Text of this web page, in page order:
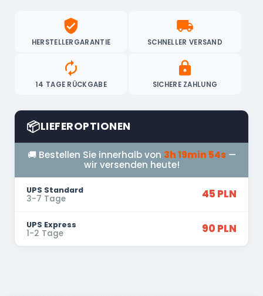
verified_user
HERSTELLERGARANTIE
local_shipping
SCHNELLER VERSAND
autorenew
14 TAGE RÜCKGABE
lock
SICHERE ZAHLUNG
📦LIEFEROPTIONEN
🚚 Bestellen Sie innerhalb von 3h 19min 53s—
wir versenden heute!
UPS Standard
3-7 Tage 45 PLN
UPS Express
1-2 Tage 90 PLN